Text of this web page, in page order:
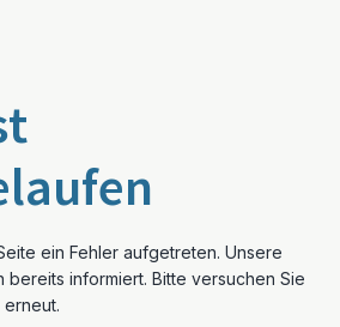
ein Fehler aufgetreten. Unsere
informiert. Bitte versuchen Sie